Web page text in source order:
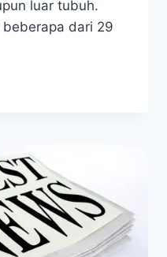
luar tubuh.
dari 29